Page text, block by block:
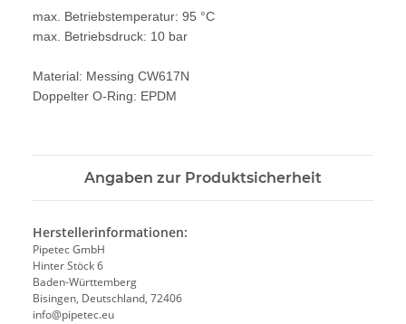
max. Betriebstemperatur: 95 °C
max. Betriebsdruck: 10 bar
Material: Messing CW617N
Doppelter O-Ring: EPDM
Angaben zur Produktsicherheit
Herstellerinformationen:
Pipetec GmbH
Hinter Stöck 6
Baden-Württemberg
Bisingen, Deutschland, 72406
info@pipetec.eu